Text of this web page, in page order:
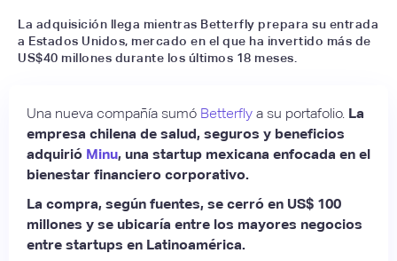
La adquisición llega mientras Betterfly prepara su entrada
a Estados Unidos, mercado en el que ha invertido más de
US$40 millones durante los últimos 18 meses.
Una nueva compañía sumó Betterfly a su portafolio. La
empresa chilena de salud, seguros y beneficios
adquirió Minu, una startup mexicana enfocada en el
bienestar financiero corporativo.
La compra, según fuentes, se cerró en US$ 100
millones y se ubicaría entre los mayores negocios
entre startups en Latinoamérica.